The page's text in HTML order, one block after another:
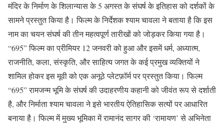
मंदिर के निर्माण के शिलान्यास के 5 अगस्त के संघर्ष के इतिहास को दर्शकों के
सामने प्रस्तुत किया है। फिल्म के निर्देशक श्याम चावला ने बताया है कि इस
नाम का चयन संघर्ष की तीन महत्वपूर्ण तारीखों को जोड़कर किया गया है।
“695” फिल्म का प्रीमियर 12 जनवरी को हुआ और इसमें धर्म, अध्यात्म,
राजनीति, कला, संस्कृति, और साहित्य जगत के कई प्रमुख व्यक्तियों ने
शामिल होकर इस मूवी को एक अनूठे प्लेटफ़ॉर्म पर प्रस्तुत किया। फिल्म
“695” रामजन्म भूमि के संघर्ष की उदाहरणीय कहानी को जीवंत रूप से दर्शाती
है, और निर्माता श्याम चावला ने इसे भारतीय ऐतिहासिक सत्यों पर आधारित
बनाया है। फिल्म में मुख्य भूमिका में रामानंद सागर की ‘रामायण’ से अभिनेता